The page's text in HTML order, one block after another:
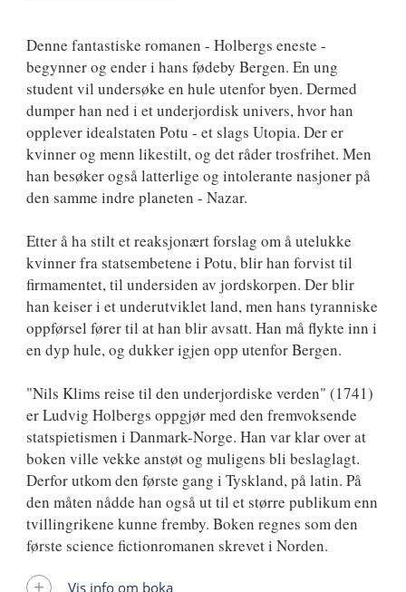
Denne fantastiske romanen - Holbergs eneste -
begynner og ender i hans fødeby Bergen. En ung
student vil undersøke en hule utenfor byen. Dermed
dumper han ned i et underjordisk univers, hvor han
opplever idealstaten Potu - et slags Utopia. Der er
kvinner og menn likestilt, og det råder trosfrihet. Men
han besøker også latterlige og intolerante nasjoner på
den samme indre planeten - Nazar.
Etter å ha stilt et reaksjonært forslag om å utelukke
kvinner fra statsembetene i Potu, blir han forvist til
firmamentet, til undersiden av jordskorpen. Der blir
han keiser i et underutviklet land, men hans tyranniske
oppførsel fører til at han blir avsatt. Han må flykte inn i
en dyp hule, og dukker igjen opp utenfor Bergen.
"Nils Klims reise til den underjordiske verden" (1741)
er Ludvig Holbergs oppgjør med den fremvoksende
statspietismen i Danmark-Norge. Han var klar over at
boken ville vekke anstøt og muligens bli beslaglagt.
Derfor utkom den første gang i Tyskland, på latin. På
den måten nådde han også ut til et større publikum enn
tvillingrikene kunne fremby. Boken regnes som den
første science fictionromanen skrevet i Norden.
Vis info om boka